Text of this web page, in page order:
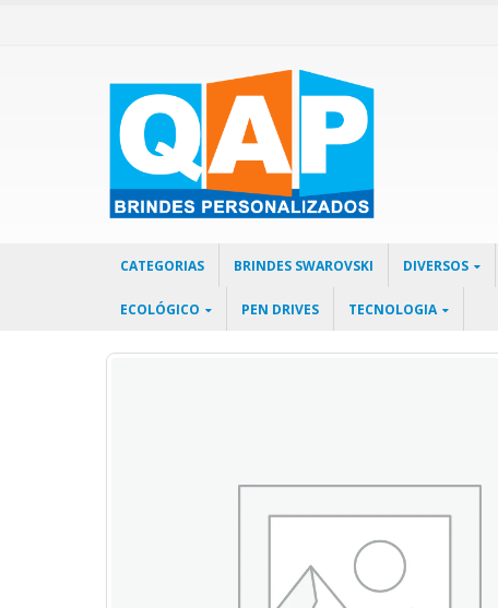
CATEGORIAS BRINDES SWAROVSKI DIVERSOS
ECOLÓGICO PEN DRIVES TECNOLOGIA